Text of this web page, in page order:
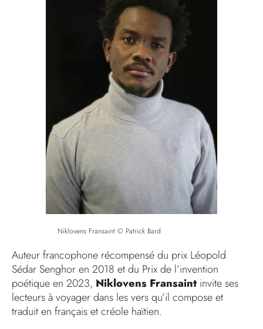
Niklovens Fransaint © Patrick Bard
Auteur francophone récompensé du prix Léopold
Sédar Senghor en 2018 et du Prix de l’invention
poétique en 2023, Niklovens Fransaint invite ses
lecteurs à voyager dans les vers qu’il compose et
traduit en français et créole haïtien.